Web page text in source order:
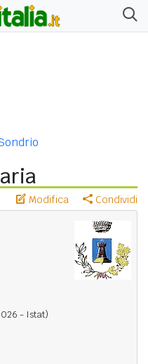
Modifica Condividi
- Istat)